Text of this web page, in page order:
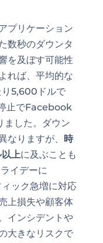
プリケーション
数秒のダウンタ
を及ぼす可能性
れば、平均的な
り5,600ドルで
止でFacebook
した。ダウン
なりますが、 時
上に及ぶことも
イデーに
ック急増に対応
上損失や顧客体
インシデントや
大きなリスクで